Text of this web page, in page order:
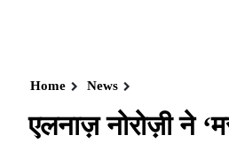
Home News
एलनाज़ नोरोज़ी ने